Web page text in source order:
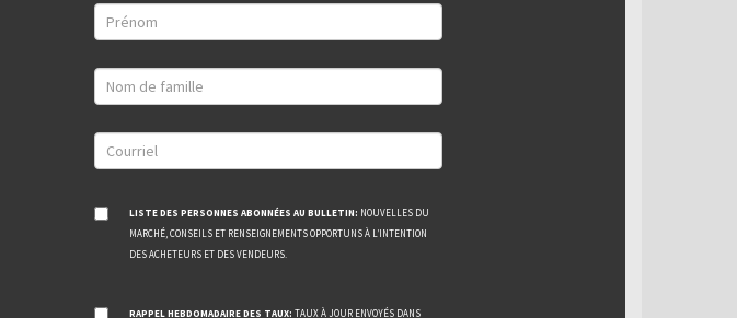
LISTE DES PERSONNES ABONNÉES AU BULLETIN: NOUVELLES DU
MARCHÉ, CONSEILS ET RENSEIGNEMENTS OPPORTUNS À L’INTENTION
DES ACHETEURS ET DES VENDEURS.
RAPPEL HEBDOMADAIRE DES TAUX: TAUX À JOUR ENVOYÉS DANS